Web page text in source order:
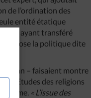
de l’ordination des
entité étatique
ayant transféré
la politique dite
– faisaient montre
d’Etudes des religions
« L’issue des